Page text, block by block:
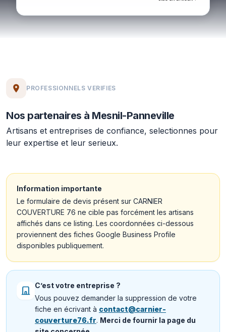
PROFESSIONNELS VERIFIES
Nos partenaires à Mesnil-Panneville
Artisans et entreprises de confiance, selectionnes pour
leur expertise et leur serieux.
Information importante
Le formulaire de devis présent sur CARNIER
COUVERTURE 76 ne cible pas forcément les artisans
affichés dans ce listing. Les coordonnées ci-dessous
proviennent des fiches Google Business Profile
disponibles publiquement.
C’est votre entreprise ?
Vous pouvez demander la suppression de votre
fiche en écrivant à contact@carnier-
couverture76.fr. Merci de fournir la page du